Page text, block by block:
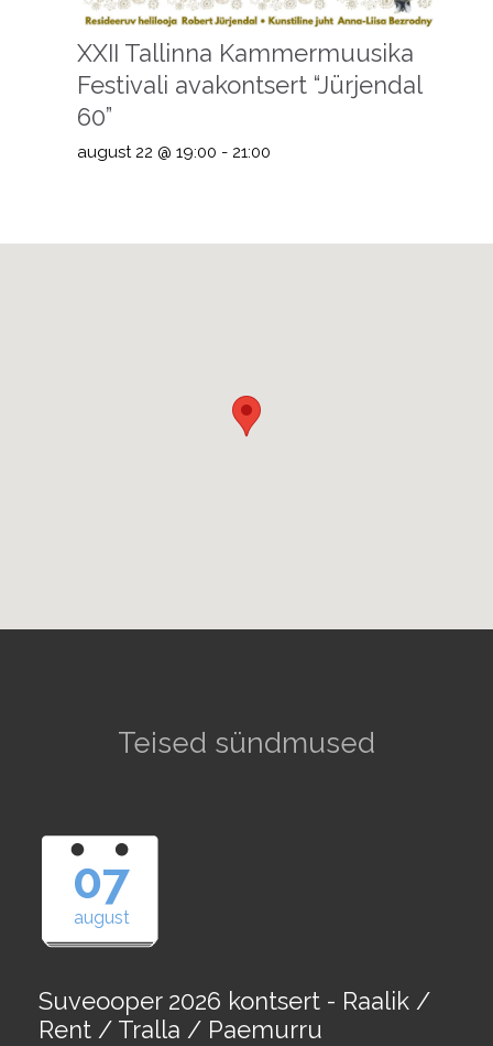
XXII Tallinna Kammermuusika
Festivali avakontsert “Jürjendal
60”
august 22 @ 19:00 - 21:00
Teised sündmused
07
august
Suveooper 2026 kontsert - Raalik /
Rent / Tralla / Paemurru